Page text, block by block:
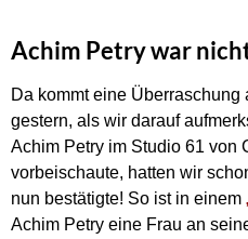
Achim Petry war
Da kommt eine Überraschung
gestern, als wir darauf
Achim Petry im Studio 61 von
vorbeischaute, hatten wir
nun bestätigte! So ist in einem
Achim Petry eine Frau an